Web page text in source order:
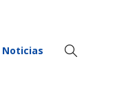
Noticias